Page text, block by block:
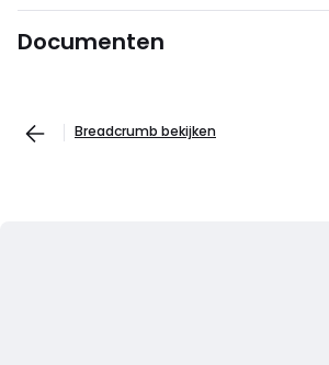
Documenten
Breadcrumb bekijken